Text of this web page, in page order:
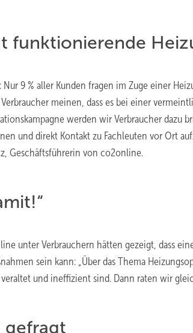
funktionierende
9 % aller Kunden fragen im Zuge einer
meinen, dass es bei einer
werden wir Verbraucher dazu
und direkt Kontakt zu Fachleuten vor Ort
Geschäftsführerin von co2online.
unter Verbrauchern hätten gezeigt, dass
sein kann: „Über das Thema
und ineffizient sind. Dann raten wir
gefragt